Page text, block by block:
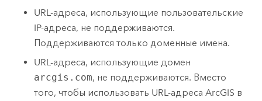
URL-адреса, использующие пользовательские
IP-адреса, не поддерживаются.
Поддерживаются только доменные имена.
URL-адреса, использующие домен
arcgis.com, не поддерживаются. Вместо
того, чтобы использовать URL-адреса ArcGIS в